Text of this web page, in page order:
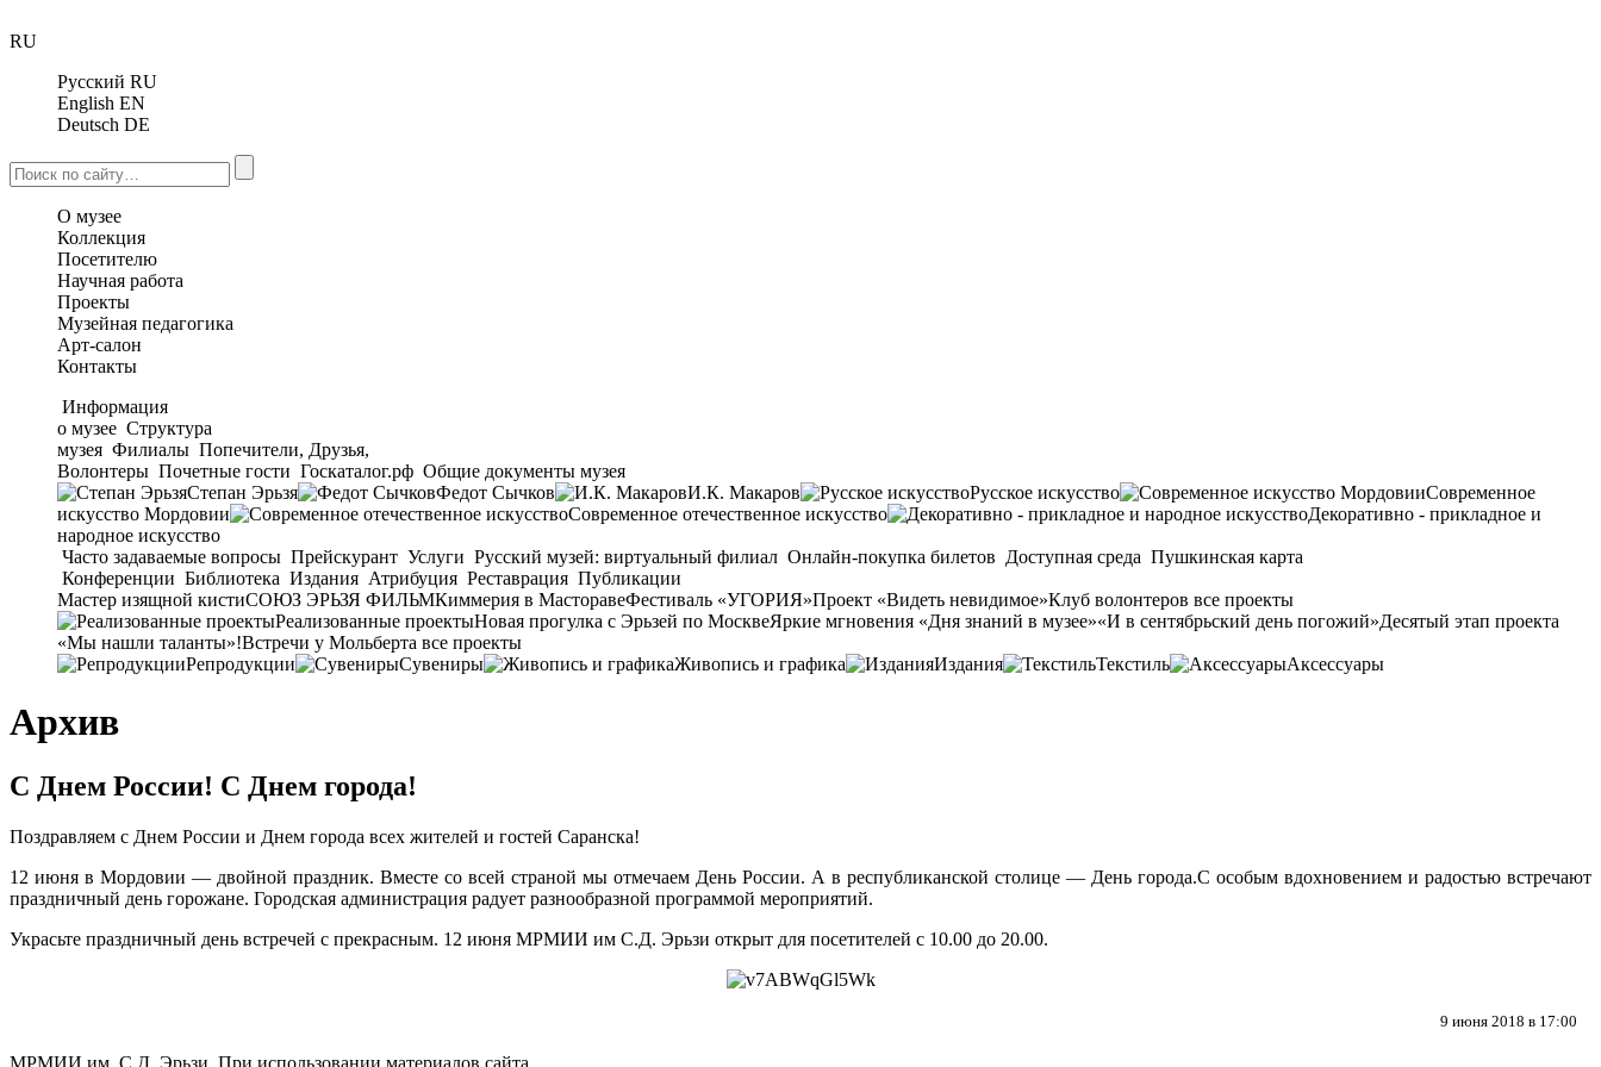
RU
Русский RU
English EN
Deutsch DE
О музее
Коллекция
Посетителю
Научная работа
Проекты
Музейная педагогика
Арт-салон
Контакты
Информация
о музее Структура
музея Филиалы Попечители, Друзья,
Волонтеры Почетные гости Госкаталог.рф Общие документы музея
Степан Эрьзя
Федот Сычков И.К. Макаров Русское искусство
Современное
искусство Мордовии
Современное отечественное искусство
Декоративно - прикладное и
народное искусство
Часто задаваемые вопросы Прейскурант Услуги Русский музей: виртуальный филиал Онлайн-покупка билетов Доступная среда Пушкинская карта
Конференции Библиотека Издания Атрибуция Реставрация Публикации
Мастер изящной кистиСОЮЗ ЭРЬЗЯ ФИЛЬМКиммерия в МасторавеФестиваль «УГОРИЯ»Проект «Видеть невидимое»Клуб волонтеров все проекты
Реализованные проектыНовая прогулка с Эрьзей по МосквеЯркие мгновения «Дня знаний в музее»«И в сентябрьский день погожий»Десятый этап проекта
«Мы нашли таланты»!Встречи у Мольберта все проекты
Репродукции
Сувениры Живопись и графика Издания Текстиль Аксессуары
Архив
С Днем России! С Днем города!
Поздравляем с Днем России и Днем города всех жителей и гостей Саранска!
12 июня в Мордовии — двойной праздник. Вместе со всей страной мы отмечаем День России. А в республиканской столице — День города.С особым вдохновением и радостью встречают
праздничный день горожане. Городская администрация радует разнообразной программой мероприятий.
Украсьте праздничный день встречей с прекрасным. 12 июня МРМИИ им С.Д. Эрьзи открыт для посетителей с 10.00 до 20.00.
9 июня 2018 в 17:00
МРМИИ им. С.Д. Эрьзи. При использовании материалов сайта